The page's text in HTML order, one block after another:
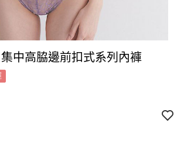
集中高脇邊前扣式系列內褲